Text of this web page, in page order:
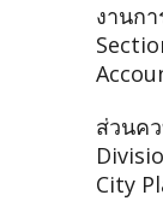
งานก
ส่วนค
City